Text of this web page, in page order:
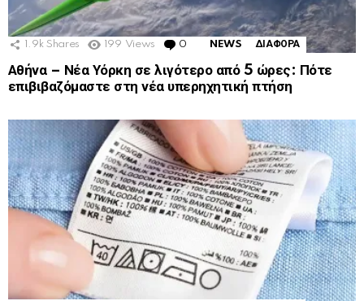
1.9k Shares 199 Views 0 Comments
NEWS ΔΙΑΦΟΡΑ
Αθήνα – Νέα Υόρκη σε λιγότερο από 5 ώρες: Πότε
επιβιβαζόμαστε στη νέα υπερηχητική πτήση